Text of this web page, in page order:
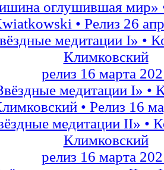
медитации I» •
Климковский
релиз 16 марта
медитации II» •
Климковский
релиз 16 марта